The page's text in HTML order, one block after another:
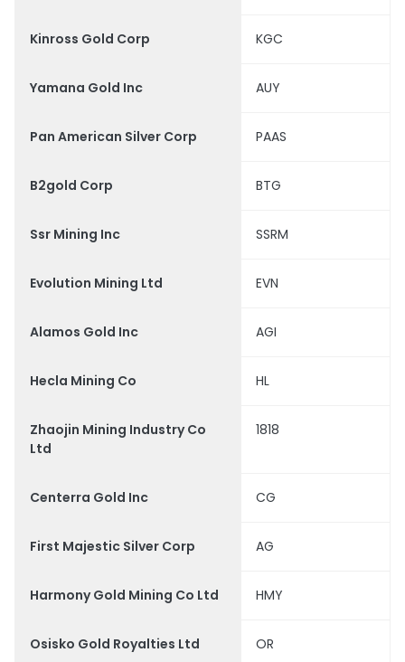
Kinross Gold Corp KGC
Yamana Gold Inc AUY
Pan American Silver Corp PAAS
B2gold Corp BTG
Ssr Mining Inc SSRM
Evolution Mining Ltd EVN
Alamos Gold Inc AGI
Hecla Mining Co HL
Zhaojin Mining Industry Co
Ltd
1818
Centerra Gold Inc CG
First Majestic Silver Corp AG
Harmony Gold Mining Co Ltd HMY
Osisko Gold Royalties Ltd OR